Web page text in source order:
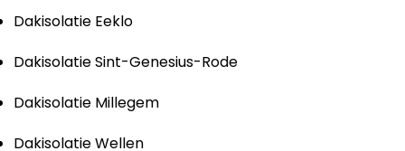
Dakisolatie Eeklo
Dakisolatie Sint-Genesius-Rode
Dakisolatie Millegem
Dakisolatie Wellen